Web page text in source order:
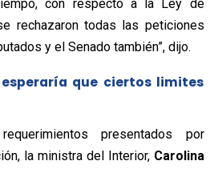
con respecto a la Ley de
rechazaron todas las peticiones
y el Senado también”, dijo.
que ciertos limites
presentados por
la ministra del Interior, Carolina